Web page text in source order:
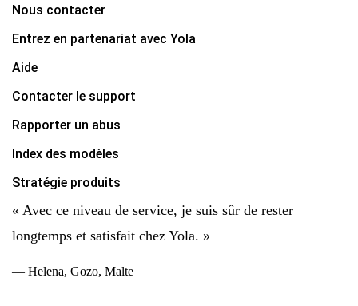
Nous contacter
Entrez en partenariat avec Yola
Aide
Contacter le support
Rapporter un abus
Index des modèles
Stratégie produits
« Avec ce niveau de service, je suis sûr de rester
longtemps et satisfait chez Yola. »
— Helena, Gozo, Malte